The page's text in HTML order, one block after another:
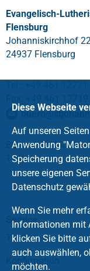
Evangelisch-
Flensburg
Johanniskirchhof 22
24937 Flensburg
buero@
Bürozeiten: Montag
12 Uhr
Service
Taufe
Konfirmation
Diese Webseite
Auf unseren
Anwendung
Speicherung
unsere eigenen
Datenschutz
Wenn Sie mehr
Informationen mit
klicken Sie bitte
auch auswählen,
möchten.